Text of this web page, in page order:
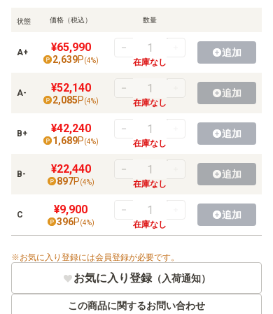
【S】構築デッキ
【S】その他商品
【SM】拡張パック
【SM】強化拡張パック
【SM】構築デッキ
【SM】その他商品
【SM】プロモ
状態 価格（税込） 数量
A+ ¥65,990
2,639P(4%) 在庫なし
追加
A- ¥52,140
2,085P(4%) 在庫なし
追加
B+ ¥42,240
1,689P(4%) 在庫なし
追加
B- ¥22,440
897P(4%) 在庫なし
追加
C ¥9,900
396P(4%) 在庫なし
追加
お気に入り登録には会員登録が必要です。
お気に入り登録 （入荷通知）
この商品に関するお問い合わせ